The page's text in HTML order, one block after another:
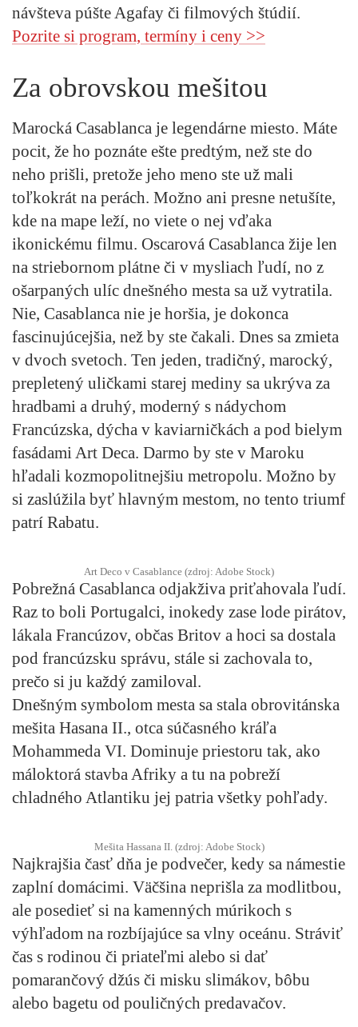
návšteva púšte Agafay či filmových štúdií.
Pozrite si program, termíny i ceny >>
Za obrovskou mešitou
Marocká Casablanca je legendárne miesto. Máte
pocit, že ho poznáte ešte predtým, než ste do
neho prišli, pretože jeho meno ste už mali
toľkokrát na perách. Možno ani presne netušíte,
kde na mape leží, no viete o nej vďaka
ikonickému filmu. Oscarová Casablanca žije len
na striebornom plátne či v mysliach ľudí, no z
ošarpaných ulíc dnešného mesta sa už vytratila.
Nie, Casablanca nie je horšia, je dokonca
fascinujúcejšia, než by ste čakali. Dnes sa zmieta
v dvoch svetoch. Ten jeden, tradičný, marocký,
prepletený uličkami starej mediny sa ukrýva za
hradbami a druhý, moderný s nádychom
Francúzska, dýcha v kaviarničkách a pod bielym
fasádami Art Deca. Darmo by ste v Maroku
hľadali kozmopolitnejšiu metropolu. Možno by
si zaslúžila byť hlavným mestom, no tento triumf
patrí Rabatu.
Art Deco v Casablance (zdroj: Adobe Stock)
Pobrežná Casablanca odjakživa priťahovala ľudí.
Raz to boli Portugalci, inokedy zase lode pirátov,
lákala Francúzov, občas Britov a hoci sa dostala
pod francúzsku správu, stále si zachovala to,
prečo si ju každý zamiloval.
Dnešným symbolom mesta sa stala obrovitánska
mešita Hasana II., otca súčasného kráľa
Mohammeda VI. Dominuje priestoru tak, ako
máloktorá stavba Afriky a tu na pobreží
chladného Atlantiku jej patria všetky pohľady.
Mešita Hassana II. (zdroj: Adobe Stock)
Najkrajšia časť dňa je podvečer, kedy sa námestie
zaplní domácimi. Väčšina neprišla za modlitbou,
ale posedieť si na kamenných múrikoch s
výhľadom na rozbíjajúce sa vlny oceánu. Stráviť
čas s rodinou či priateľmi alebo si dať
pomarančový džús či misku slimákov, bôbu
alebo bagetu od pouličných predavačov.